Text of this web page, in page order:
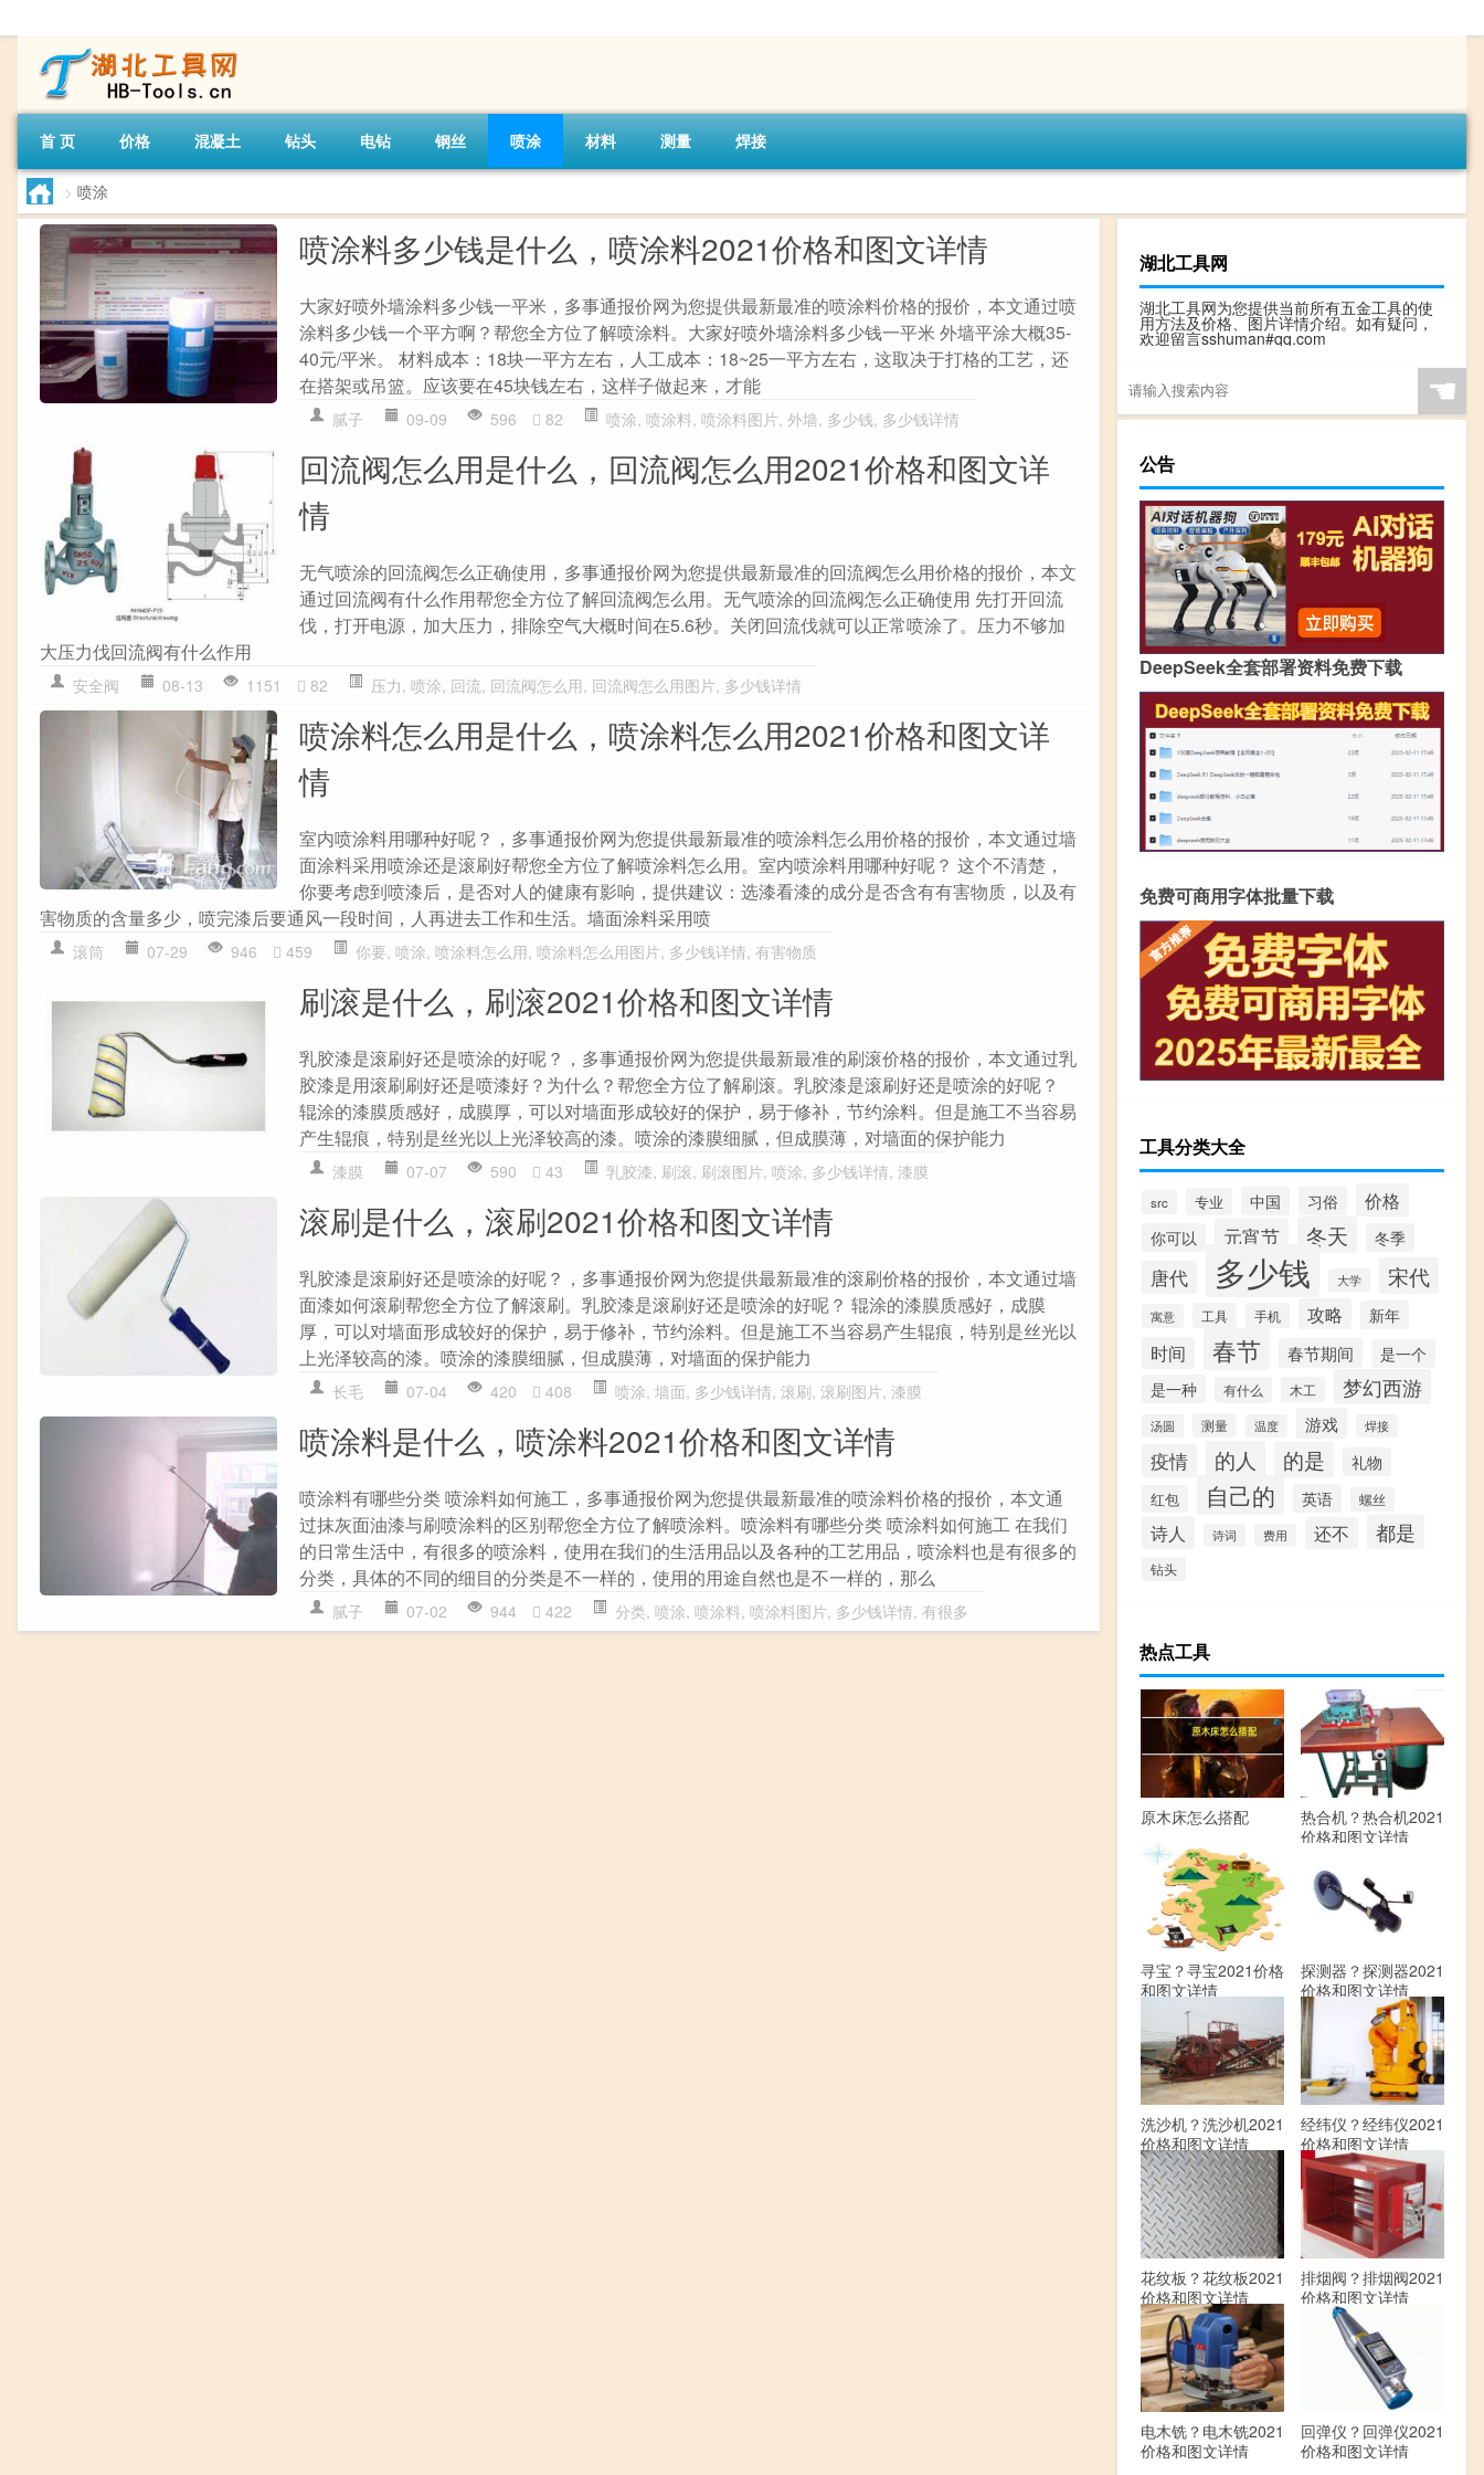
首 页 价格 混凝土 钻头 电钻 钢丝 喷涂 材料 测量 焊接
> 喷涂
喷涂料多少钱是什么，喷涂料2021价格和图文详情
大家好喷外墙涂料多少钱一平米，多事通报价网为您提供最新最准的喷涂料价格的报价，本文通过喷
涂料多少钱一个平方啊？帮您全方位了解喷涂料。大家好喷外墙涂料多少钱一平米 外墙平涂大概35-
40元/平米。 材料成本：18块一平方左右，人工成本：18~25一平方左右，这取决于打格的工艺，还
在搭架或吊篮。应该要在45块钱左右，这样子做起来，才能
腻子 09-09 596 82 喷涂, 喷涂料, 喷涂料图片, 外墙, 多少钱, 多少钱详情
回流阀怎么用是什么，回流阀怎么用2021价格和图文详
情
无气喷涂的回流阀怎么正确使用，多事通报价网为您提供最新最准的回流阀怎么用价格的报价，本文
通过回流阀有什么作用帮您全方位了解回流阀怎么用。无气喷涂的回流阀怎么正确使用 先打开回流
伐，打开电源，加大压力，排除空气大概时间在5.6秒。关闭回流伐就可以正常喷涂了。压力不够加
大压力伐回流阀有什么作用
安全阀 08-13 1151 82 压力, 喷涂, 回流, 回流阀怎么用, 回流阀怎么用图片, 多少钱详情
喷涂料怎么用是什么，喷涂料怎么用2021价格和图文详
情
室内喷涂料用哪种好呢？，多事通报价网为您提供最新最准的喷涂料怎么用价格的报价，本文通过墙
面涂料采用喷涂还是滚刷好帮您全方位了解喷涂料怎么用。室内喷涂料用哪种好呢？ 这个不清楚，
你要考虑到喷漆后，是否对人的健康有影响，提供建议：选漆看漆的成分是否含有有害物质，以及有
害物质的含量多少，喷完漆后要通风一段时间，人再进去工作和生活。墙面涂料采用喷
滚筒 07-29 946 459 你要, 喷涂, 喷涂料怎么用, 喷涂料怎么用图片, 多少钱详情, 有害物质
刷滚是什么，刷滚2021价格和图文详情
乳胶漆是滚刷好还是喷涂的好呢？，多事通报价网为您提供最新最准的刷滚价格的报价，本文通过乳
胶漆是用滚刷刷好还是喷漆好？为什么？帮您全方位了解刷滚。乳胶漆是滚刷好还是喷涂的好呢？
辊涂的漆膜质感好，成膜厚，可以对墙面形成较好的保护，易于修补，节约涂料。但是施工不当容易
产生辊痕，特别是丝光以上光泽较高的漆。喷涂的漆膜细腻，但成膜薄，对墙面的保护能力
漆膜 07-07 590 43 乳胶漆, 刷滚, 刷滚图片, 喷涂, 多少钱详情, 漆膜
滚刷是什么，滚刷2021价格和图文详情
乳胶漆是滚刷好还是喷涂的好呢？，多事通报价网为您提供最新最准的滚刷价格的报价，本文通过墙
面漆如何滚刷帮您全方位了解滚刷。乳胶漆是滚刷好还是喷涂的好呢？ 辊涂的漆膜质感好，成膜
厚，可以对墙面形成较好的保护，易于修补，节约涂料。但是施工不当容易产生辊痕，特别是丝光以
上光泽较高的漆。喷涂的漆膜细腻，但成膜薄，对墙面的保护能力
长毛 07-04 420 408 喷涂, 墙面, 多少钱详情, 滚刷, 滚刷图片, 漆膜
喷涂料是什么，喷涂料2021价格和图文详情
喷涂料有哪些分类 喷涂料如何施工，多事通报价网为您提供最新最准的喷涂料价格的报价，本文通
过抹灰面油漆与刷喷涂料的区别帮您全方位了解喷涂料。喷涂料有哪些分类 喷涂料如何施工 在我们
的日常生活中，有很多的喷涂料，使用在我们的生活用品以及各种的工艺用品，喷涂料也是有很多的
分类，具体的不同的细目的分类是不一样的，使用的用途自然也是不一样的，那么
腻子 07-02 944 422 分类, 喷涂, 喷涂料, 喷涂料图片, 多少钱详情, 有很多
湖北工具网
湖北工具网为您提供当前所有五金工具的使
用方法及价格、图片详情介绍。如有疑问，
欢迎留言sshuman#qq.com
☚
公告
DeepSeek全套部署资料免费下载
免费可商用字体批量下载
工具分类大全
src 专业 中国 习俗 价格
你可以 元宵节 冬天 冬季
唐代 多少钱 大学 宋代
寓意 工具 手机 攻略 新年
时间 春节 春节期间
是一个
是一种
有什么 木工 梦幻西游
汤圆 测量 温度 游戏 焊接
疫情 的人 的是 礼物
红包 自己的 英语 螺丝
诗人 诗词 费用 还不 都是
钻头
热点工具
原木床怎么搭配
热合机？热合机2021
价格和图文详情
寻宝？寻宝2021价格
和图文详情
探测器？探测器2021
价格和图文详情
洗沙机？洗沙机2021
价格和图文详情
经纬仪？经纬仪2021
价格和图文详情
花纹板？花纹板2021
价格和图文详情
排烟阀？排烟阀2021
价格和图文详情
电木铣？电木铣2021
价格和图文详情
回弹仪？回弹仪2021
价格和图文详情